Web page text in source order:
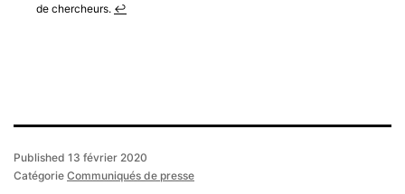
de chercheurs. ↩︎
Published 13 février 2020
Catégorie Communiqués de presse